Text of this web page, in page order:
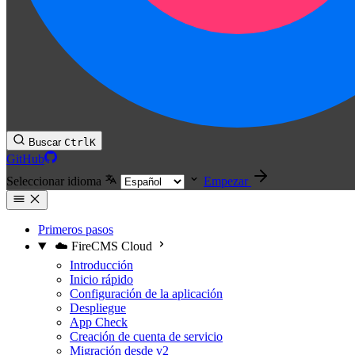
Buscar CtrlK
GitHub
Seleccionar idioma
Empezar
Primeros pasos
☁️ FireCMS Cloud
Introducción
Inicio rápido
Configuración de la aplicación
Despliegue
App Check
Creación de cuenta de servicio
Migración desde v2